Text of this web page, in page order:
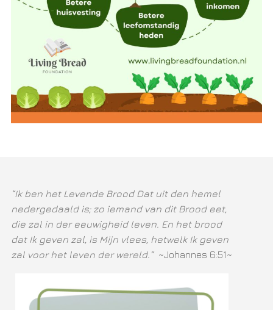
“Ik ben het Levende Brood Dat uit den hemel
nedergedaald is; zo iemand van dit Brood eet,
die zal in der eeuwigheid leven. En het brood
dat Ik geven zal, is Mijn vlees, hetwelk Ik geven
zal voor het leven der wereld.” ~Johannes 6:51~